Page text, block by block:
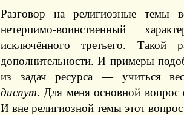
Разговор на религиозные темы
нетерпимо-воинственный
исключённого третьего.
дополнительности. И примеры
из задач ресурса — учиться
диспут. Для меняосновной
И вне религиозной темы этот